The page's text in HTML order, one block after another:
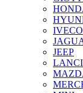
IVECO
JEEP